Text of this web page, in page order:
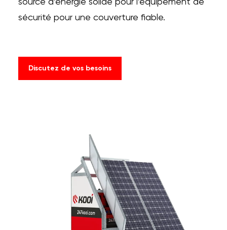
source d’énergie solide pour l’équipement de
sécurité pour une couverture fiable.
Discutez de vos besoins